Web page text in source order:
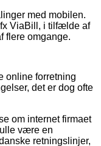
med mobilen.
ViaBill, i tilfælde af
flere omgange.
online forretning
det er dog ofte
om internet firmaet
være en
retningslinjer,